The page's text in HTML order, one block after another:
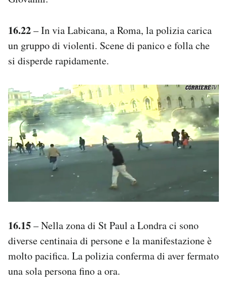
16.22– In via Labicana, a Roma, la polizia carica
un gruppo di violenti. Scene di panico e folla che
si disperde rapidamente.
16.15– Nella zona di St Paul a Londra ci sono
diverse centinaia di persone e la manifestazione è
molto pacifica. La polizia conferma di aver fermato
una sola persona fino a ora.